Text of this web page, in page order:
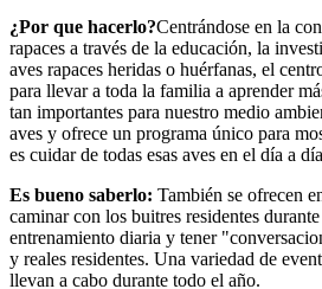
¿Por que hacerlo?Centrándose en la
rapaces a través de la educación, la
aves rapaces heridas o huérfanas, el
para llevar a toda la familia a aprender
tan importantes para nuestro medio
aves y ofrece un programa único para
es cuidar de todas esas aves en el día a
Es bueno saberlo: También se ofrecen
caminar con los buitres residentes
entrenamiento diaria y tener
y reales residentes. Una variedad de
llevan a cabo durante todo el año.